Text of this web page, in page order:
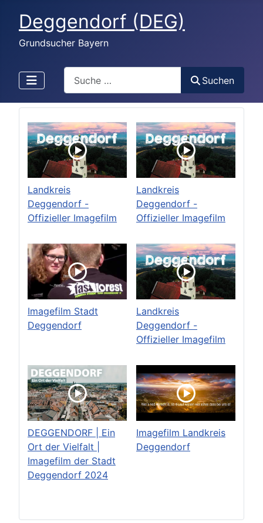
Deggendorf (DEG)
Grundsucher Bayern
Suchen
Landkreis
Deggendorf -
Offizieller Imagefilm
Landkreis
Deggendorf -
Offizieller Imagefilm
Imagefilm Stadt
Deggendorf
Landkreis
Deggendorf -
Offizieller Imagefilm
DEGGENDORF | Ein
Ort der Vielfalt |
Imagefilm der Stadt
Deggendorf 2024
Imagefilm Landkreis
Deggendorf